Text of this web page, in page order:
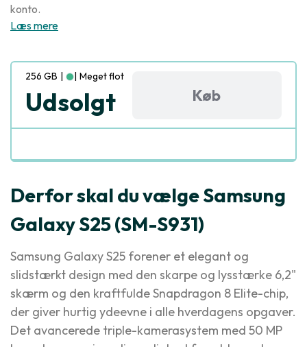
konto.
Læs mere
256 GB | | Meget flot
Udsolgt Køb
Derfor skal du vælge Samsung
Galaxy S25 (SM-S931)
Samsung Galaxy S25 forener et elegant og
slidstærkt design med den skarpe og lysstærke 6,2"
skærm og den kraftfulde Snapdragon 8 Elite-chip,
der giver hurtig ydeevne i alle hverdagens opgaver.
Det avancerede triple-kamerasystem med 50 MP